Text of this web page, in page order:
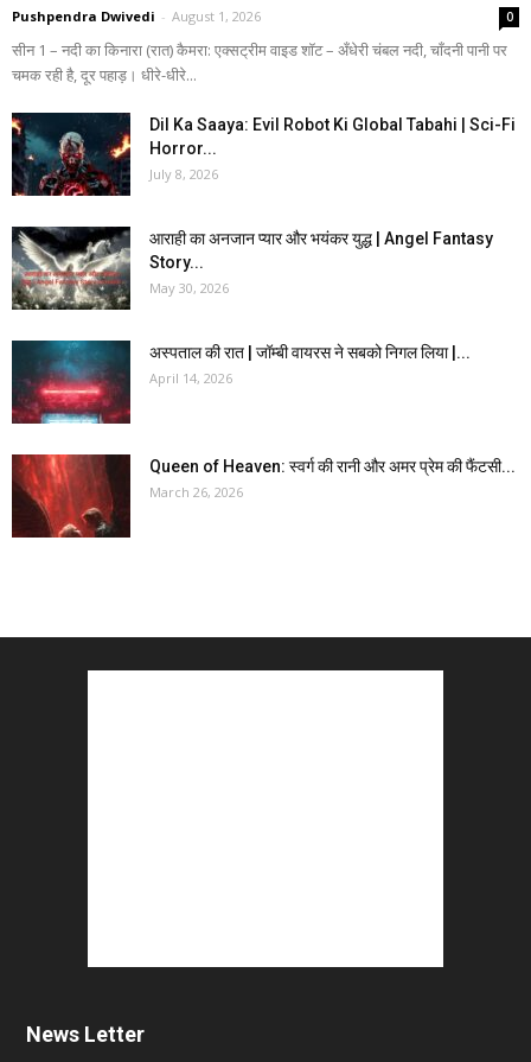
Pushpendra Dwivedi - August 1, 2026 0
सीन 1 – नदी का किनारा (रात) कैमरा: एक्सट्रीम वाइड शॉट – अँधेरी चंबल नदी, चाँदनी पानी पर
चमक रही है, दूर पहाड़। धीरे-धीरे...
Dil Ka Saaya: Evil Robot Ki Global Tabahi | Sci-Fi
Horror...
July 8, 2026
आराही का अनजान प्यार और भयंकर युद्ध | Angel Fantasy
Story...
May 30, 2026
अस्पताल की रात | जॉम्बी वायरस ने सबको निगल लिया |...
April 14, 2026
Queen of Heaven: स्वर्ग की रानी और अमर प्रेम की फैंटसी...
March 26, 2026
News Letter